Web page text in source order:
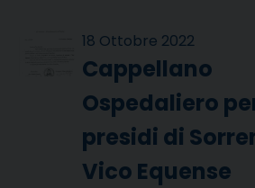
18 Ottobre 2022
Cappellano
Ospedaliero
presidi di
Vico Equense